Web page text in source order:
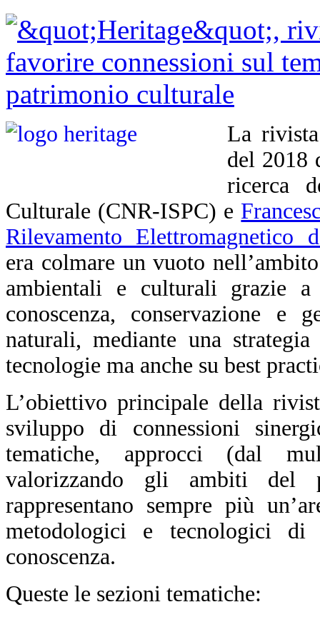
La
del 2018
ricerca
Culturale (CNR-ISPC) e
Rilevamento Elettromagnetico
era colmare un vuoto
ambientali e culturali grazie a
conoscenza, conservazione e
naturali, mediante una
tecnologie ma anche su best
L’obiettivo principale della
sviluppo di connessioni
tematiche, approcci (dal
valorizzando gli ambiti del
rappresentano sempre più
metodologici e tecnologici
conoscenza.
Queste le sezioni tematiche: